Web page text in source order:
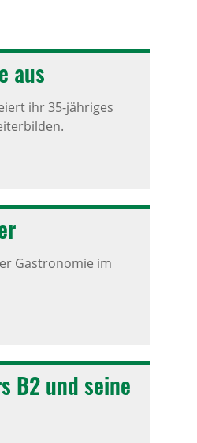
aus
ihr 35-jähriges
Gastronomie im
B2 und seine